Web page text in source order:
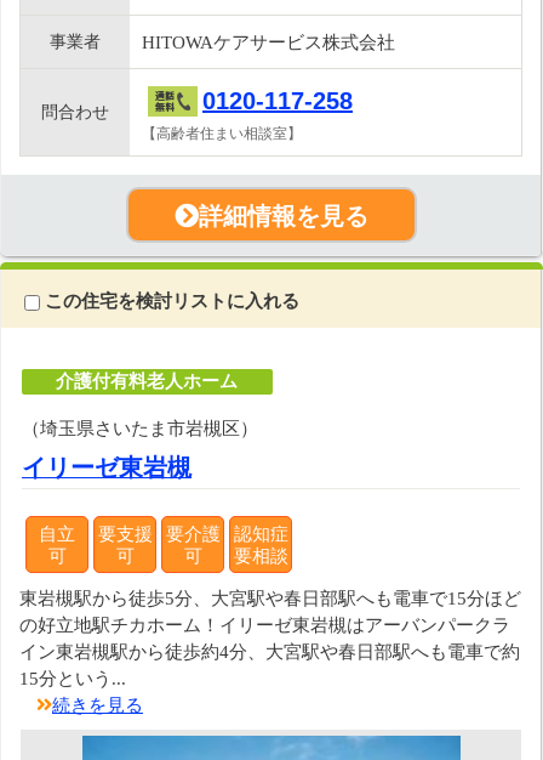
事業者 HITOWAケアサービス株式会社
問合わせ 0120-117-258
【高齢者住まい相談室】
詳細情報を見る
この住宅を検討リストに入れる
介護付有料老人ホーム
（埼玉県さいたま市岩槻区）
イリーゼ東岩槻
自立
可
要支援
可
要介護
可
認知症
要相談
東岩槻駅から徒歩5分、大宮駅や春日部駅へも電車で15分ほど
の好立地駅チカホーム！イリーゼ東岩槻はアーバンパークラ
イン東岩槻駅から徒歩約4分、大宮駅や春日部駅へも電車で約
15分という...
続きを見る